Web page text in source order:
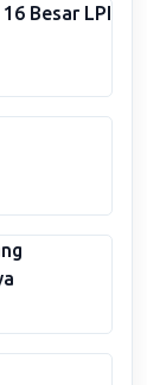
Besar LPI